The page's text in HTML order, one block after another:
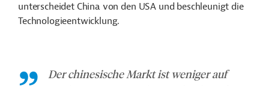
unterscheidet China von den USA und beschleunigt die
Technologieentwicklung.
Der chinesische Markt ist weniger auf